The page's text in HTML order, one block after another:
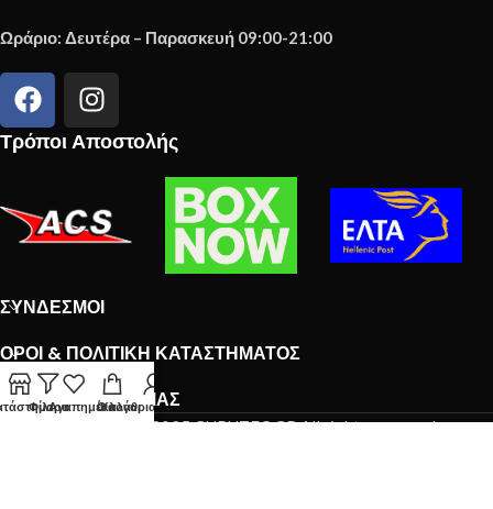
Ωράριο: Δευτέρα – Παρασκευή 09:00-21:00
Τρόποι Αποστολής
ΣΎΝΔΕΣΜΟΙ
ΌΡΟΙ & ΠΟΛΙΤΙΚΉ ΚΑΤΑΣΤΉΜΑΤΟΣ
ΤΟ NEWSLETTER ΜΑΣ
Copyright © 2025 GURUTEC.GR All rights reserved.
ΦίλτραΑγαπημέναΚαλάθι
Ο λογαριασμός μου